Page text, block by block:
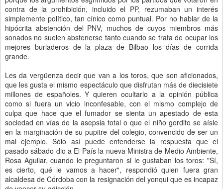
contra de la prohibición, incluido el PP, rezumaban un interés
simplemente político, tan cínico como puntual. Por no hablar de la
hipócrita abstención del PNV, muchos de cuyos miembros más
sonados no suelen abstenerse tanto cuando se trata de ocupar los
mejores burladeros de la plaza de Bilbao los días de corrida
grande.
Les da vergüenza decir que van a los toros, que son aficionados,
que les gusta el mismo espectáculo que disfrutan más de diecisiete
millones de españoles. Y quieren ocultarlo a la opinión pública
como si fuera un vicio inconfesable, con el mismo complejo de
culpa que hace que el fumador se sienta un apestado de esta
sociedad en vías de la asepsia total o que el niño gordito se aísle
en la marginación de su pupitre del colegio, convencido de ser un
mal ejemplo. Sólo así puede entenderse la respuesta que el
pasado sábado dio a El País la nueva Ministra de Medio Ambiente,
Rosa Aguilar, cuando le preguntaron si le gustaban los toros: "Sí,
es cierto, qué le vamos a hacer", respondió quien fuera gran
alcaldesa de Córdoba con la resignación del yonqui que es incapaz